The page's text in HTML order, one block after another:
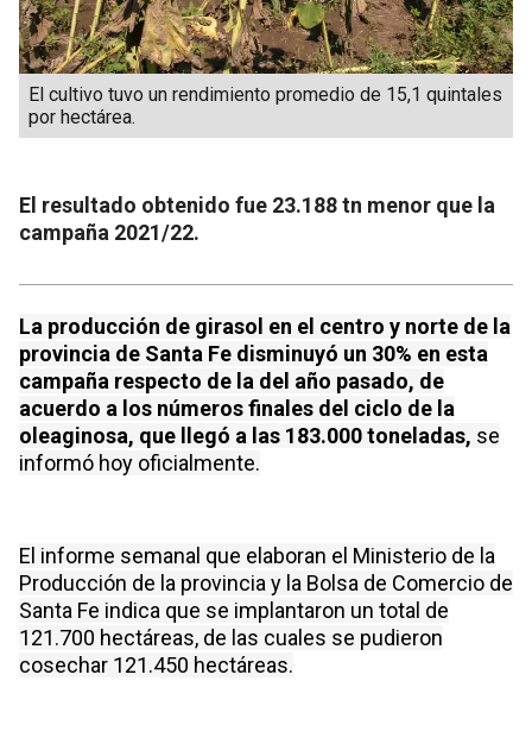
El cultivo tuvo un rendimiento promedio de 15,1 quintales
por hectárea.
El resultado obtenido fue 23.188 tn menor que la
campaña 2021/22.
La producción de girasol en el centro y norte de la
provincia de Santa Fe disminuyó un 30% en esta
campaña respecto de la del año pasado, de
acuerdo a los números finales del ciclo de la
oleaginosa, que llegó a las 183.000 toneladas, se
informó hoy oficialmente.
El informe semanal que elaboran el Ministerio de la
Producción de la provincia y la Bolsa de Comercio de
Santa Fe indica que se implantaron un total de
121.700 hectáreas, de las cuales se pudieron
cosechar 121.450 hectáreas.